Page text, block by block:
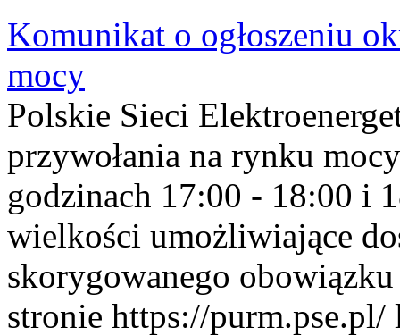
Komunikat o ogłoszeniu
mocy
Polskie Sieci
przywołania na rynku
godzinach 17:00 - 18:00 i
wielkości umożliwiające
skorygowanego
stronie https://